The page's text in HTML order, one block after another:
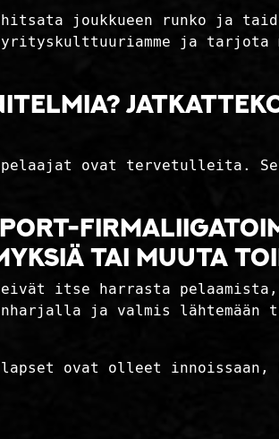
hitsata joukkueen runko ja
ja tarjota
pelaajat ovat
tai muuta
itse harrasta
ja valmis
ovat olleet